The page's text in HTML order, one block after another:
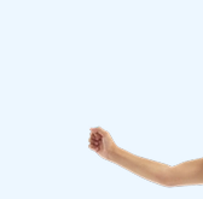
minuten op.
sportdag. Dit 17
thema wordt in 2
eenvoudig te
inclusief 2 blowers,